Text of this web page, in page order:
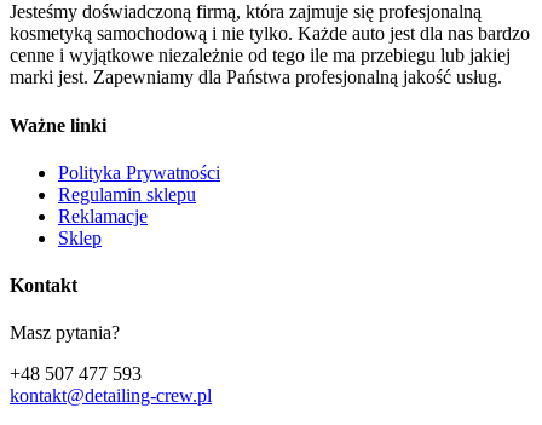
Jesteśmy doświadczoną firmą, która zajmuje się profesjonalną
kosmetyką samochodową i nie tylko. Każde auto jest dla nas bardzo
cenne i wyjątkowe niezależnie od tego ile ma przebiegu lub jakiej
marki jest. Zapewniamy dla Państwa profesjonalną jakość usług.
Ważne linki
Polityka Prywatności
Regulamin sklepu
Reklamacje
Sklep
Kontakt
Masz pytania?
+48 507 477 593
kontakt@detailing-crew.pl